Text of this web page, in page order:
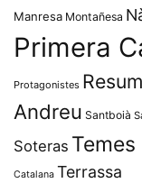
Manresa Montañesa
Primera
Protagonistes Resum
Andreu Santboià
Soteras
Catalana Terrassa